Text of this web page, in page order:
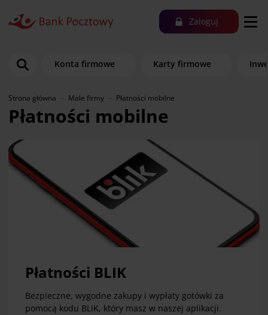
Zaloguj
Konta firmowe Karty firmowe
Strona główna Małe firmy Płatności mobilne
Płatności mobilne
Płatności BLIK
Bezpieczne, wygodne zakupy i wypłaty gotówki za
pomocą kodu BLIK, który masz w naszej aplikacji.